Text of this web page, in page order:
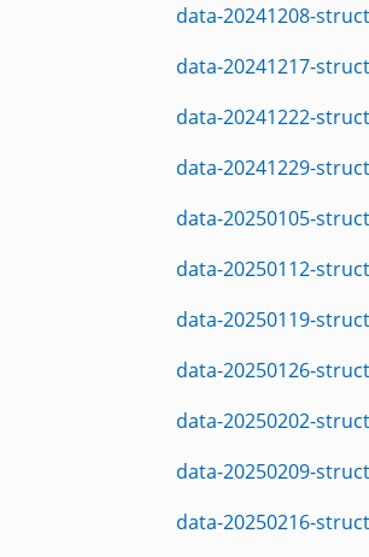
data-20241208-
data-20241217-
data-20241222-
data-20241229-
data-20250105-
data-20250112-
data-20250119-
data-20250126-
data-20250202-
data-20250209-
data-20250216-